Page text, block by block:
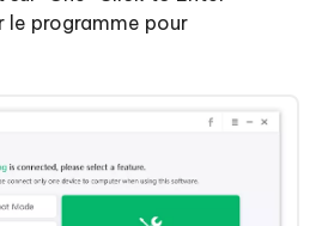
le programme pour